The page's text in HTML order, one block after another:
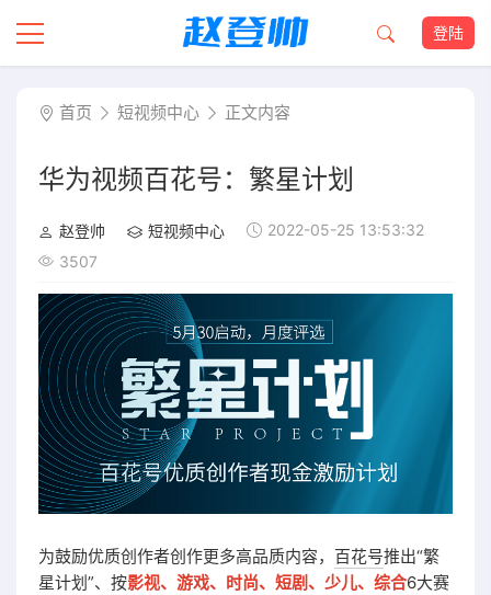
登陆
首页 短视频中心 正文内容
华为视频百花号：繁星计划
赵登帅 短视频中心
2022-05-25 13:53:32
3507
为鼓励优质创作者创作更多高品质内容， 百花号推出“繁
星计划”、按影视、游戏、时尚、短剧、少儿、综合6大赛